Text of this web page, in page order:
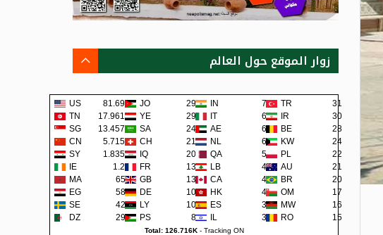
زوار الموقع حول العالم
US 81.69K JO 293 IN 74 TR
31
TN
17.961K YE 291 IT 62 IR
30
SG
13.457K SA 242 AE 62 BE
28
CN
5.715K CH 219 NL 60 KW
24
SY
1.835K IQ 202 QA 57 PL
22
IE
1.2K FR 138 LB 48 AU
21
MA
659 GB 135 CA 45 BR
20
EG
581 DE 109 HK 42 OM
17
SE
422 LY 105 ES 38 MW
16
DZ
299 PS 80 IL 36 RO 15
Total: 126.716K- Tracking ON